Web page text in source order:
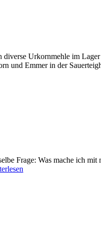
diverse Urkornmehle im
und Emmer in der
Frage: Was mache ich